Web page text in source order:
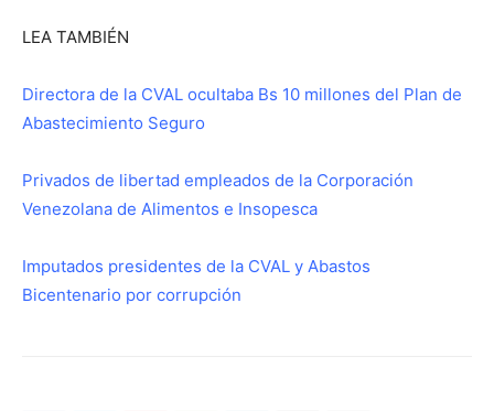
LEA TAMBIÉN
Directora de la CVAL ocultaba Bs 10 millones del Plan de
Abastecimiento Seguro
Privados de libertad empleados de la Corporación
Venezolana de Alimentos e Insopesca
Imputados presidentes de la CVAL y Abastos
Bicentenario por corrupción